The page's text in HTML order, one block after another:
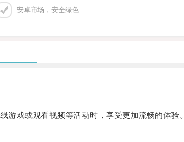
安卓市场，安全绿色
戏或观看视频等活动时，享受更加流畅的体验。